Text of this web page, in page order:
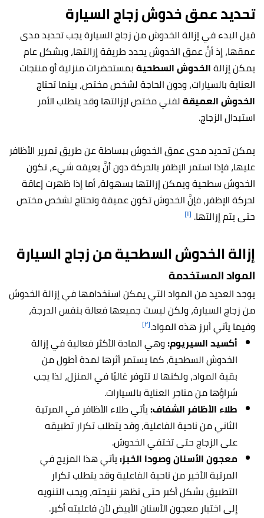
تحديد عمق خدوش زجاج السيارة
قبل البدء في إزالة الخدوش من زجاج السيارة يجب تحديد مدى
عمقها، إذ أنَّ عمق الخدوش يحدد طريقة إزالتها، وبشكل عام
يمكن إزالةالخدوش السطحيةبمستحضرات منزلية أو منتجات
العناية بالسيارات، ودون الحاجة لشخص مختص، بينما تحتاج
الخدوش العميقةلفني مختص لإزالتها وقد يتطلب الأمر
استبدال الزجاج.
يمكن تحديد مدى عمق الخدوش ببساطة عن طريق تمرير الأظافر
عليها، فإذا استمر الإظفر بالحركة دون أنَّ يعيقه شيء، تكون
الخدوش سطحية ويمكن إزالتها بسهولة، أما إذا ظهرت إعاقة
لحركة الإظفر، فإنَّ الخدوش تكون عميقة وتحتاج لشخص مختص
حتى يتم إزالتها. [١]
إزالة الخدوش السطحية من زجاج السيارة
المواد المستخدمة
يوجد العديد من المواد التي يمكن استخدامها في إزالة الخدوش
من زجاج السيارة، ولكن ليست جميعها فعالة بنفس الدرجة،
وفيما يأتي أبرز هذه المواد.[٢]
أكسيد السيريوم:وهي المادة الأكثر فعالية في إزالة
الخدوش السطحية، كما يستمر أثرها لمدة أطول من
بقية المواد، ولكنها لا تتوفر غالبًا في المنزل، لذا يجب
شراؤها من متاجر العناية بالسيارات.
طلاء الأظافر الشفاف:يأتي طلاء الأظافر في المرتبة
الثاني من ناحية الفاعلية، وقد يتطلب تكرار تطبيقه
على الزجاج حتى تختفي الخدوش.
معجون الأسنان وصودا الخبز:يأتي هذا المزيج في
المرتبة الأخير من ناحية الفاعلية وقد يتطلب تكرار
التطبيق بشكل أكبر حتى تظهر نتيجته، ويجب التنويه
إلى اختيار معجون الأسنان الأبيض لأن فاعليته أكبر.